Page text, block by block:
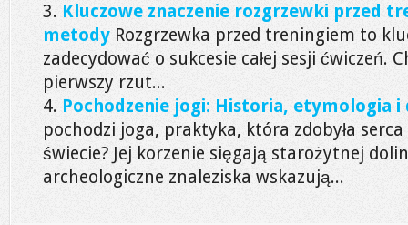
Kluczowe znaczenie rozgrzewki przed
metody Rozgrzewka przed treningiem to
zadecydować o sukcesie całej sesji ćwiczeń.
pierwszy rzut...
Pochodzenie jogi: Historia, etymologia
pochodzi joga, praktyka, która zdobyła
świecie? Jej korzenie sięgają starożytnej
archeologiczne znaleziska wskazują...